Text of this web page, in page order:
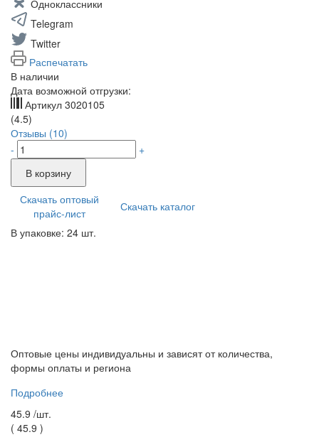
Одноклассники
Telegram
Twitter
Распечатать
В наличии
Дата возможной отгрузки:
Артикул 3020105
(4.5)
Отзывы (10)
-
+
В корзину
Скачать оптовый
прайс-лист
Скачать каталог
В упаковке: 24 шт.
Оптовые цены индивидуальны и зависят от количества,
формы оплаты и региона
Подробнее
45.9 /шт.
( 45.9 )